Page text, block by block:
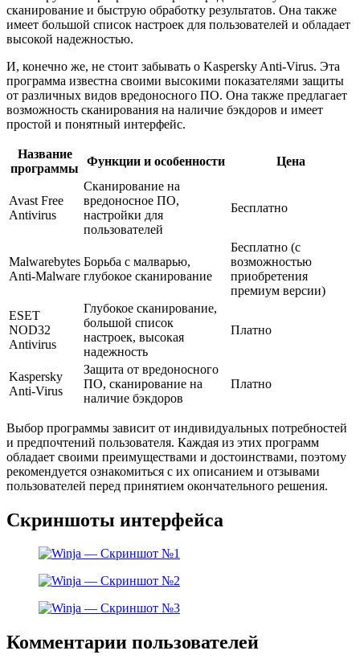
сканирование и быструю обработку результатов. Она также
имеет большой список настроек для пользователей и обладает
высокой надежностью.
И, конечно же, не стоит забывать о Kaspersky Anti-Virus. Эта
программа известна своими высокими показателями защиты
от различных видов вредоносного ПО. Она также предлагает
возможность сканирования на наличие бэкдоров и имеет
простой и понятный интерфейс.
Название
программы
Функции и особенности Цена
Avast Free
Antivirus
Сканирование на
вредоносное ПО,
настройки для
пользователей
Бесплатно
Malwarebytes
Anti-Malware
Борьба с малварью,
глубокое сканирование
Бесплатно (с
возможностью
приобретения
премиум версии)
ESET
NOD32
Antivirus
Глубокое сканирование,
большой список
настроек, высокая
надежность
Платно
Kaspersky
Anti-Virus
Защита от вредоносного
ПО, сканирование на
наличие бэкдоров
Платно
Выбор программы зависит от индивидуальных потребностей
и предпочтений пользователя. Каждая из этих программ
обладает своими преимуществами и достоинствами, поэтому
рекомендуется ознакомиться с их описанием и отзывами
пользователей перед принятием окончательного решения.
Скриншоты интерфейса
Комментарии пользователей